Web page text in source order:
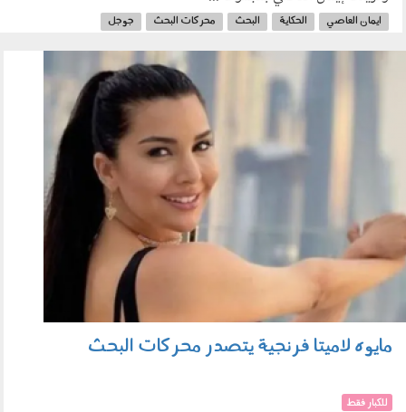
ايمان العاصي الحكاية البحث محركات البحث
جوجل
مايوه لاميتا فرنجية يتصدر محركات البحث
للكبار فقط